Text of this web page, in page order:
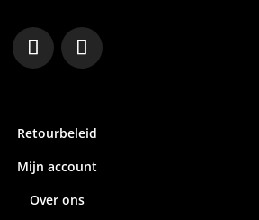
Retourbeleid
Mijn account
Over ons